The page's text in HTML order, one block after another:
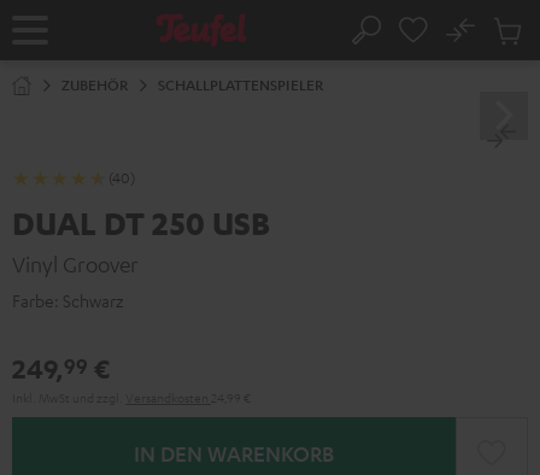
Startseite Suche
No
ZUBEHÖR SCHALLPLATTENSPIELER
(40)
DUAL DT 250 USB
Vinyl Groover
Farbe: Schwarz
249,99 €
IN DEN WARENKORB